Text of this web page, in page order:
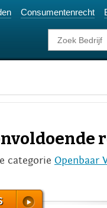
Consumentenrecht
categorie Openbaar